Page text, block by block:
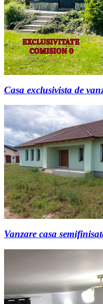
Casa exclusivista de
Vanzare casa